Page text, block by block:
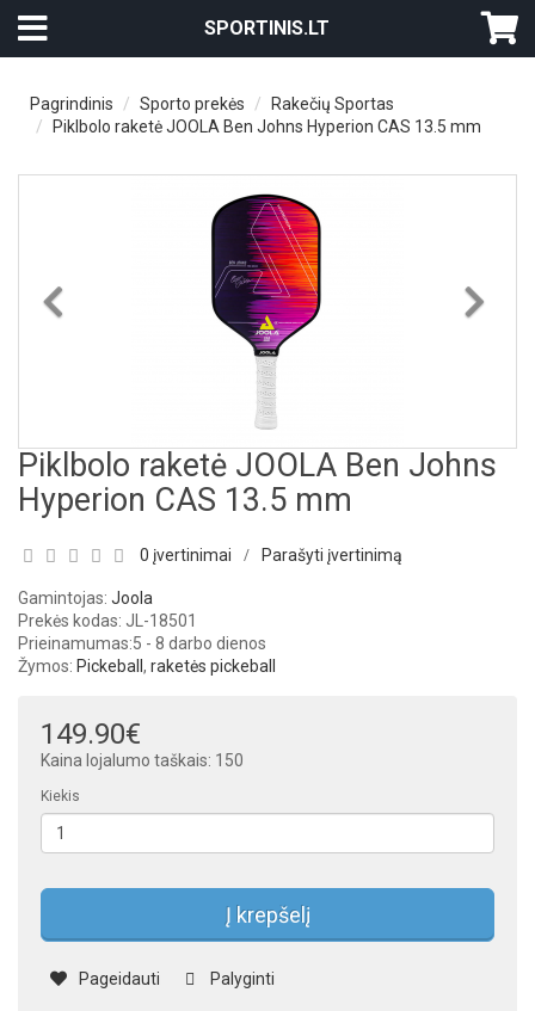
SPORTINIS.LT
Pagrindinis Sporto prekės
Rakečių Sportas
Piklbolo raketė JOOLA Ben Johns Hyperion CAS 13.5 mm
Piklbolo raketė JOOLA Ben Johns
Hyperion CAS 13.5 mm
0 įvertinimai / Parašyti įvertinimą
Gamintojas: Joola
Prekės kodas: JL-18501
Prieinamumas:5 - 8 darbo dienos
Žymos: Pickeball , raketės pickeball
149.90€
Kaina lojalumo taškais: 150
Kiekis
Į krepšelį
Pageidauti Palyginti